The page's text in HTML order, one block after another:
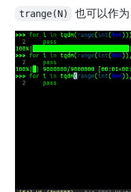
trange(N) 也可以作为